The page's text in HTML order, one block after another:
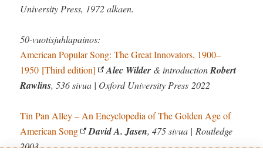
University Press, 1972 alkaen.
50-vuotisjuhlapainos:
American Popular Song: The Great Innovators, 1900–
1950 [Third edition]
Alec Wilder & introductionRobert
Rawlins, 536 sivua | Oxford University Press 2022
Tin Pan Alley – An Encyclopedia of The Golden Age of
American Song
David A. Jasen, 475 sivua | Routledge
2003